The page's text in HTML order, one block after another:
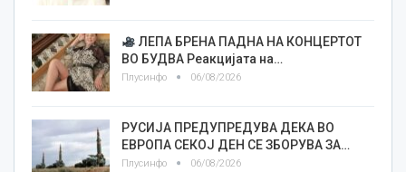
ЛЕПА БРЕНА ПАДНА НА КОНЦЕРТОТ
ВО БУДВА Реакцијата на…
Плусинфо 06/08/2026
РУСИЈА ПРЕДУПРЕДУВА ДЕКА ВО
ЕВРОПА СЕКОЈ ДЕН СЕ ЗБОРУВА ЗА…
Плусинфо 06/08/2026